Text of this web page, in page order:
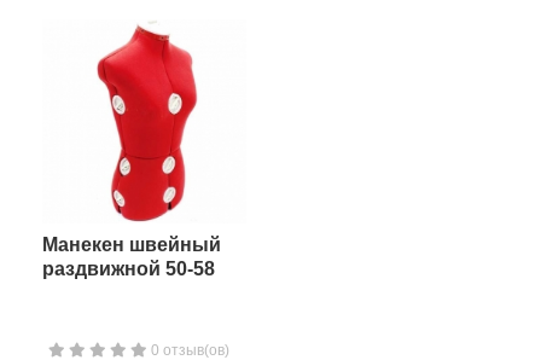
Манекен швейный
раздвижной 50-58
0 отзыв(ов)